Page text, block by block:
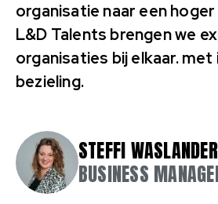
organisatie naar een
L&D Talents brengen we
organisaties bij elkaar.
bezieling.
STEFFI WASLANDER
BUSINESS